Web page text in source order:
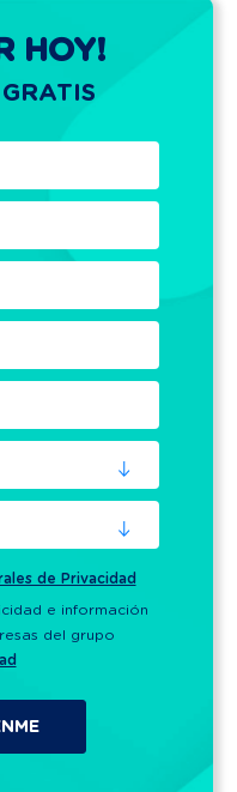
HOY!
de Privacidad
e información
del grupo